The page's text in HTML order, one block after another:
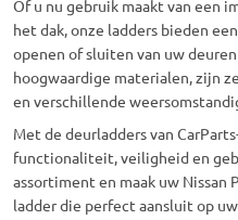
Of u nu gebruik maakt van een
het dak, onze ladders bieden
openen of sluiten van uw
hoogwaardige materialen, zijn
en verschillende
Met de deurladders van
functionaliteit, veiligheid en
assortiment en maak uw Nissan
ladder die perfect aansluit op